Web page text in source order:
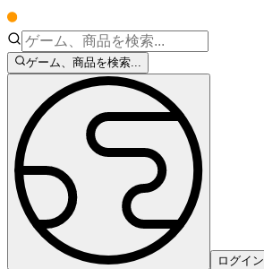
ゲーム、商品を検索...
ログイン